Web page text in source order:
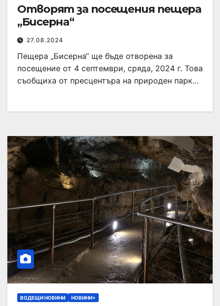
Отворят за посещения пещера
„Бисерна“
27.08.2024
Пещера „Бисерна“ ще бъде отворена за
посещение от 4 септември, сряда, 2024 г. Това
съобщиха от пресцентъра на природен парк…
ВОДЕЩИ НОВИНИ НОВИНИ+